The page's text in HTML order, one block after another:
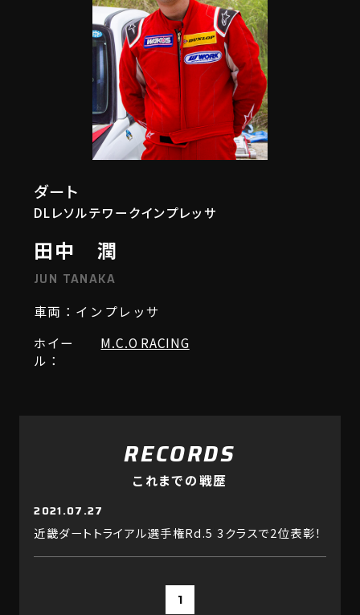
ダート
DLレソルテワークインプレッサ
田中 潤
JUN TANAKA
車両：インプレッサ
ホイー
ル：
M.C.O RACING
RECORDS
これまでの戦歴
2021.07.27
近畿ダートトライアル選手権Rd.5 3クラスで2位表彰！
1